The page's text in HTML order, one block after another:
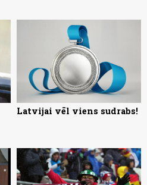
Latvijai vēl viens sudrabs!